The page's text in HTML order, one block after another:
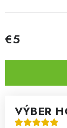
€5
VÝBER